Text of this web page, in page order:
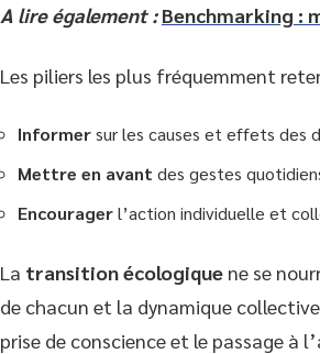
A lire également : Benchmarking :
Les piliers les plus fréquemment
Informersur les causes et effets des
Mettre en avant des gestes
Encouragerl’action individuelle et
La transition écologique ne se
de chacun et la dynamique
prise de conscience et le passage à